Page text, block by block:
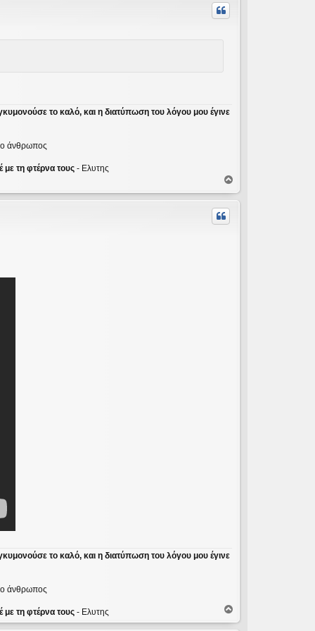
το καλό, και η διατύπωση του λόγου μου έγινε
ο άνθρωπος
με τη φτέρνα τους - Ελυτης
ο
ρ
το καλό, και η διατύπωση του λόγου μου έγινε
ο άνθρωπος
με τη φτέρνα τους - Ελυτης
ο